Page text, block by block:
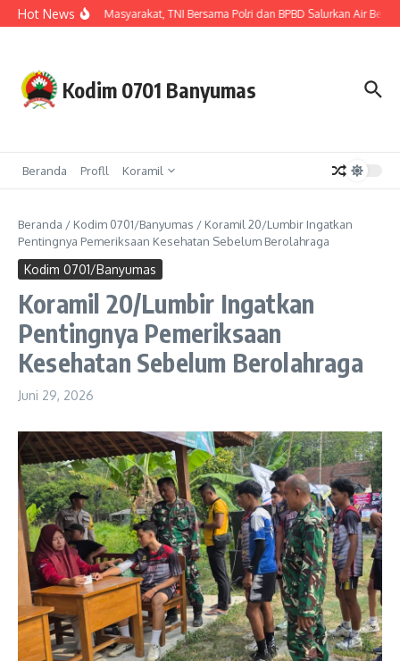
Lewati ke konten
Hot News
Hadir untuk Masyarakat, TNI Bersama Polri dan BPBD Salurkan Air
Kodim 0701 Banyumas
Beranda Profll Koramil
Beranda / Kodim 0701/Banyumas / Koramil 20/Lumbir Ingatkan
Pentingnya Pemeriksaan Kesehatan Sebelum Berolahraga
Kodim 0701/Banyumas
Koramil 20/Lumbir Ingatkan
Pentingnya Pemeriksaan
Kesehatan Sebelum Berolahraga
Juni 29, 2026